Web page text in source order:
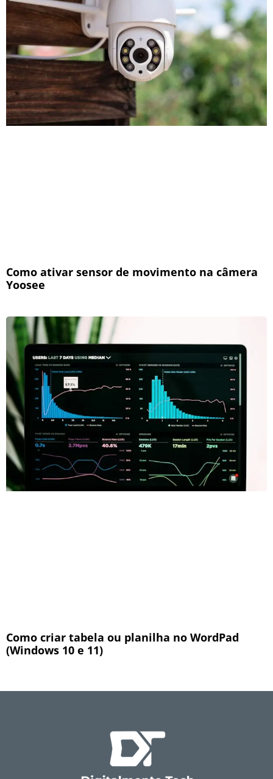
Como ativar sensor de movimento na câmera
Yoosee
Como criar tabela ou planilha no WordPad
(Windows 10 e 11)